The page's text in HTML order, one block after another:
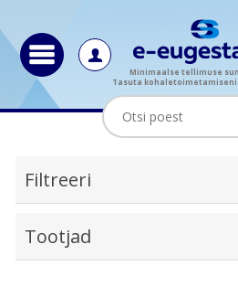
Minimaalse tellimuse
Tasuta kohaletoimetamiseni
Filtreeri
Tootjad